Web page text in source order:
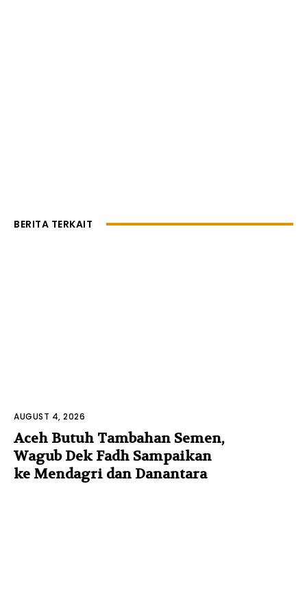
BERITA TERKAIT
AUGUST 4, 2026
Aceh Butuh Tambahan Semen,
Wagub Dek Fadh Sampaikan
ke Mendagri dan Danantara